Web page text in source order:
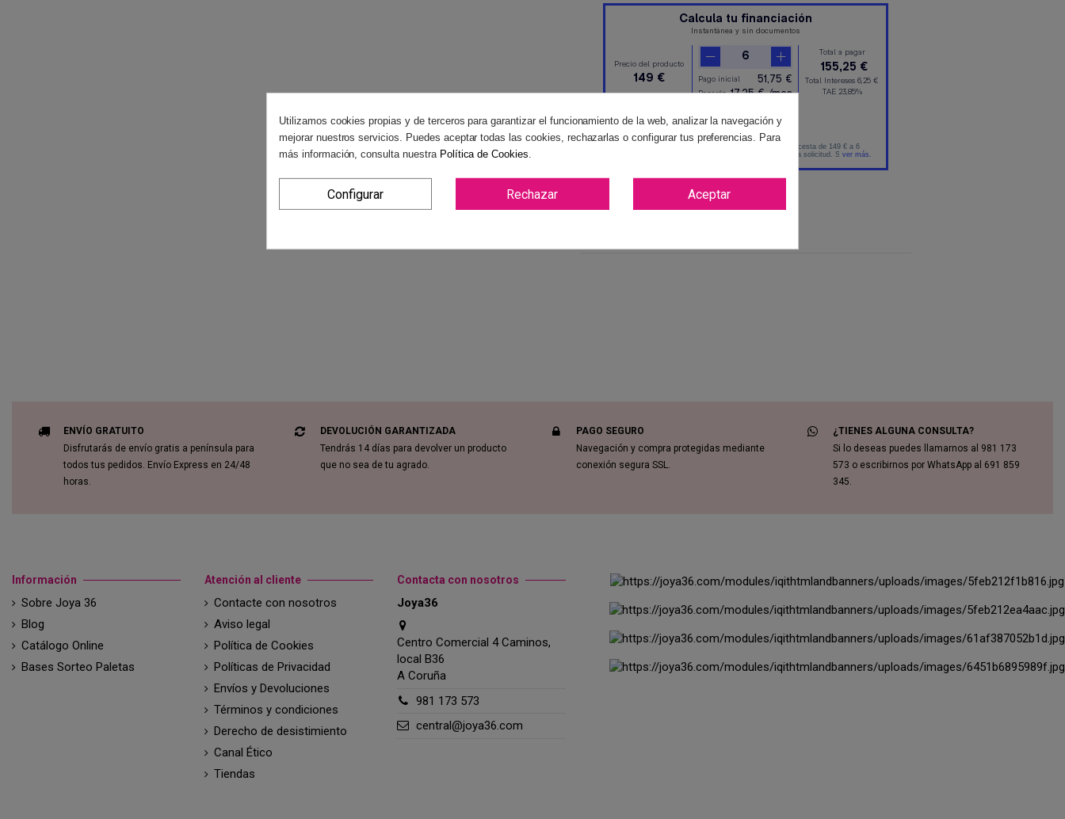
ENVÍO GRATUITO
Disfrutarás de envío gratis a península para
todos tus pedidos. Envío Express en 24/48
horas.
DEVOLUCIÓN GARANTIZADA
Tendrás 14 días para devolver un producto
que no sea de tu agrado.
PAGO SEGURO
Navegación y compra protegidas mediante
conexión segura SSL.
¿TIENES ALGUNA CONSULTA?
Si lo deseas puedes llamarnos al 981 173
573 o escribirnos por WhatsApp al 691 859
345.
Información
Sobre Joya 36
Blog
Catálogo Online
Bases Sorteo Paletas
Atención al cliente
Contacte con nosotros
Aviso legal
Política de Cookies
Políticas de Privacidad
Envíos y Devoluciones
Términos y condiciones
Derecho de desistimiento
Canal Ético
Tiendas
Contacta con nosotros
Joya36
Centro Comercial 4 Caminos,
local B36
A Coruña
981 173 573
central@joya36.com
Utilizamos cookies propias y de terceros para garantizar el funcionamiento de la web, analizar la navegación y
mejorar nuestros servicios. Puedes aceptar todas las cookies, rechazarlas o configurar tus preferencias. Para
más información, consulta nuestra Política de Cookies
Configurar Rechazar Aceptar